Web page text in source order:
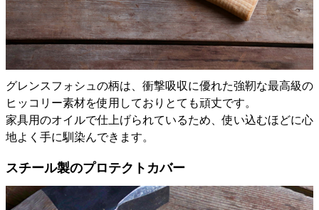
グレンスフォシュの柄は、衝撃吸収に優れた強靭な最高級の
ヒッコリー素材を使用しておりとても頑丈です。
家具用のオイルで仕上げられているため、使い込むほどに心
地よく手に馴染んできます。
スチール製のプロテクトカバー